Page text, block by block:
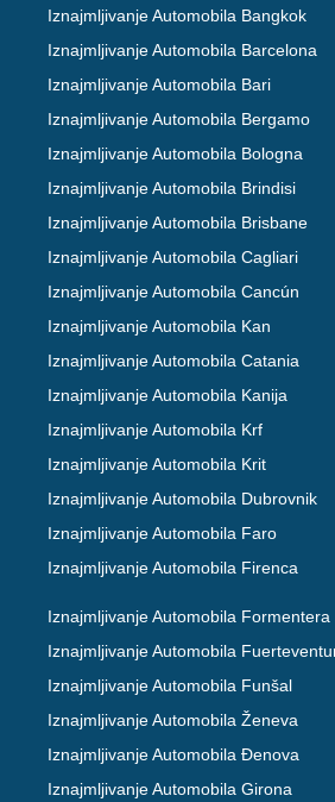
Iznajmljivanje Automobila Bangkok
Iznajmljivanje Automobila Barcelona
Iznajmljivanje Automobila Bari
Iznajmljivanje Automobila Bergamo
Iznajmljivanje Automobila Bologna
Iznajmljivanje Automobila Brindisi
Iznajmljivanje Automobila Brisbane
Iznajmljivanje Automobila Cagliari
Iznajmljivanje Automobila Cancún
Iznajmljivanje Automobila Kan
Iznajmljivanje Automobila Catania
Iznajmljivanje Automobila Kanija
Iznajmljivanje Automobila Krf
Iznajmljivanje Automobila Krit
Iznajmljivanje Automobila Dubrovnik
Iznajmljivanje Automobila Faro
Iznajmljivanje Automobila Firenca
Iznajmljivanje Automobila Formentera
Iznajmljivanje Automobila
Iznajmljivanje Automobila Funšal
Iznajmljivanje Automobila Ženeva
Iznajmljivanje Automobila Đenova
Iznajmljivanje Automobila Girona